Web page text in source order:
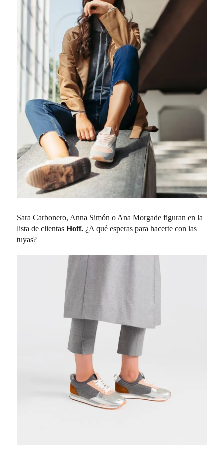
Sara Carbonero, Anna Simón o Ana Morgade figuran en la
lista de clientasHoff. ¿A qué esperas para hacerte con las
tuyas?